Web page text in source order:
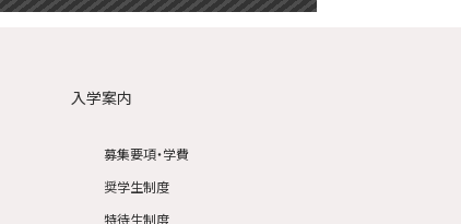
入学案内
募集要項・学費
奨学生制度
特待生制度